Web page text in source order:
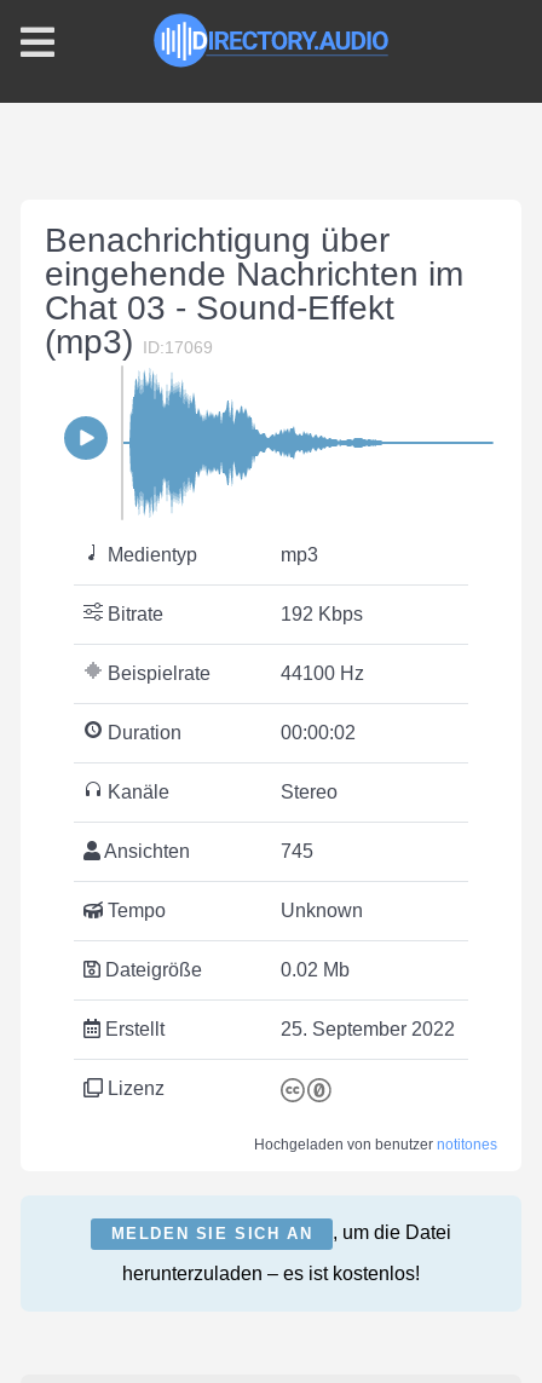
Benachrichtigung über
eingehende Nachrichten im
Chat 03 - Sound-Effekt
(mp3)
ID:17069
Medientyp mp3
Bitrate 192 Kbps
Beispielrate 44100 Hz
Duration 00:00:02
Kanäle Stereo
Ansichten 745
Tempo Unknown
Dateigröße 0.02 Mb
Erstellt 25. September 2022
Lizenz
Hochgeladen von benutzer notitones
MELDEN SIE SICH AN
, um die Datei
herunterzuladen – es ist kostenlos!